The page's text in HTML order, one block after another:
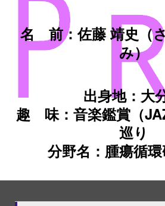
名 前：佐藤 靖史（
み）
出身地：大
趣 味：音楽鑑賞（
巡り
分野名：腫瘍循